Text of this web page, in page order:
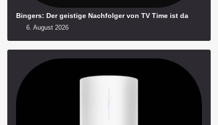
Bingers: Der geistige Nachfolger von TV Time ist da
6. August 2026